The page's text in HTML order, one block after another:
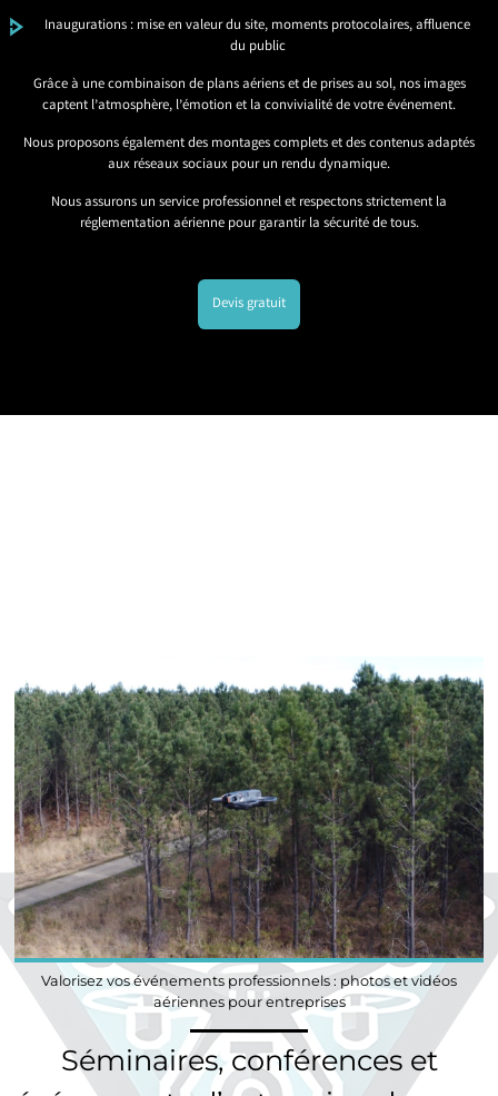
Inaugurations : mise en valeur du site, moments protocolaires, affluence
du public
Grâce à une combinaison de plans aériens et de prises au sol, nos images
captent l’atmosphère, l’émotion et la convivialité de votre événement.
Nous proposons également des montages complets et des contenus adaptés
aux réseaux sociaux pour un rendu dynamique.
Nous assurons un service professionnel et respectons strictement la
réglementation aérienne pour garantir la sécurité de tous.
Devis gratuit
Valorisez vos événements professionnels : photos et vidéos
aériennes pour entreprises
Séminaires, conférences et